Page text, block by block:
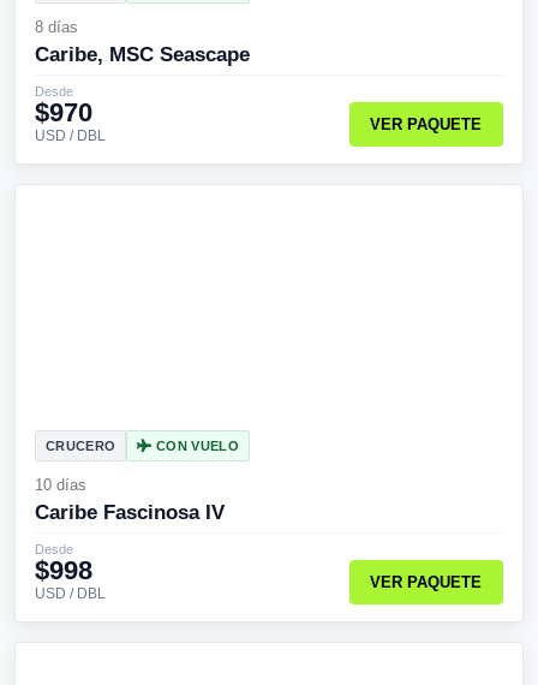
8 días
Caribe, MSC Seascape
Desde
$970
USD / DBL
VER PAQUETE
CRUCERO CON VUELO
10 días
Caribe Fascinosa IV
Desde
$998
USD / DBL
VER PAQUETE